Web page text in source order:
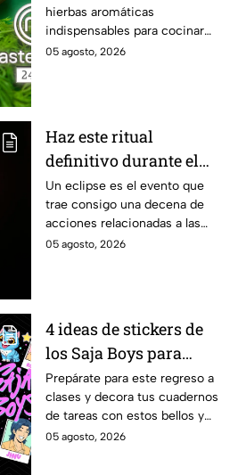
cocina para dar más
sabor a tus platillos
hierbas aromáticas
indispensables para cocinar
como en MasterChef 24/7.
05 agosto, 2026
Haz este ritual
definitivo durante el
eclipse de agosto para
encontrar el amor
Un eclipse es el evento que
trae consigo una decena de
acciones relacionadas a las
energías. Por eso se anima a
05 agosto, 2026
4 ideas de stickers de
los Saja Boys para
forrar libretas de tareas
para este regreso a
clases
Prepárate para este regreso a
clases y decora tus cuadernos
de tareas con estos bellos y
divertidos stickers de los Saja
05 agosto, 2026